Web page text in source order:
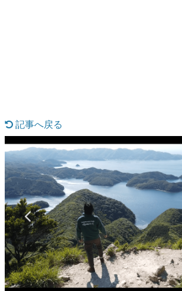
なんでゲームは面白い？
ゲーム開発者・hamatsu氏がゲーム
具体的な形から解き明かしていく、
です。
ゲームが変えた日本語
「経験値」「裏技」「ラスボス」…
の起源や用法の変遷を、コンピュー
イニーP氏が徹底調査。
カテゴリ
特集記事
記事へ戻る